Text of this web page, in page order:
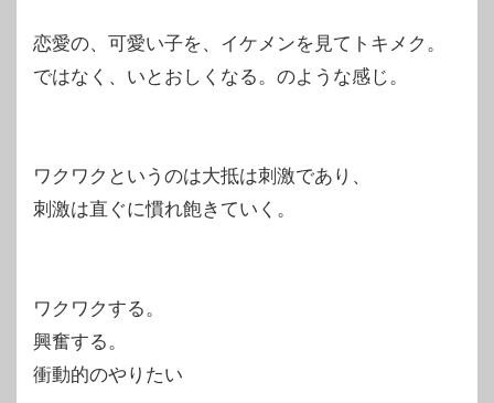
恋愛の、可愛い子を、イケメンを見てトキメク。
ではなく、いとおしくなる。のような感じ。
ワクワクというのは大抵は刺激であり、
刺激は直ぐに慣れ飽きていく。
ワクワクする。
興奮する。
衝動的のやりたい